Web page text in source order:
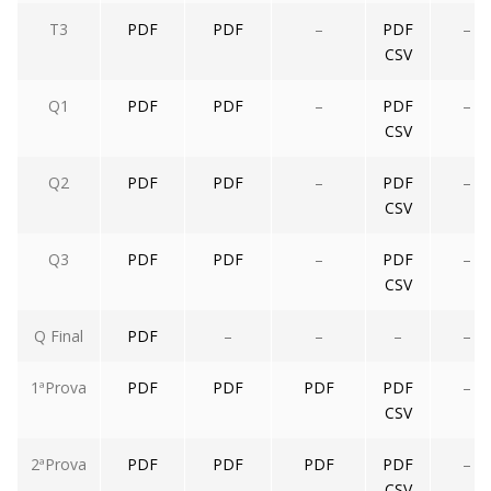
T3 PDF PDF –
PDF
CSV
–
Q1 PDF PDF –
PDF
CSV
–
Q2 PDF PDF –
PDF
CSV
–
Q3 PDF PDF –
PDF
CSV
–
Q Final PDF – – – –
1ªProva PDF PDF PDF
PDF
CSV
–
2ªProva PDF PDF PDF
PDF
–